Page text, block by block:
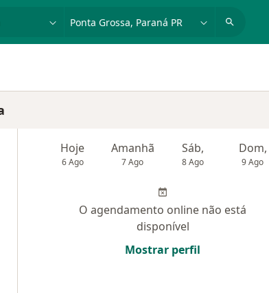
ou nome
Hoje
6 Ago
Amanhã
7 Ago
Sáb,
8 Ago
Dom,
9 Ago
O agendamento online não está
disponível
Mostrar perfil